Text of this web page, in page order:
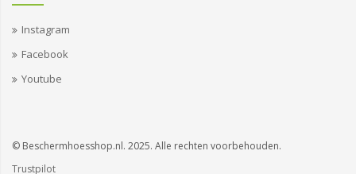
Instagram
Facebook
Youtube
© Beschermhoesshop.nl. 2025. Alle rechten voorbehouden.
Trustpilot